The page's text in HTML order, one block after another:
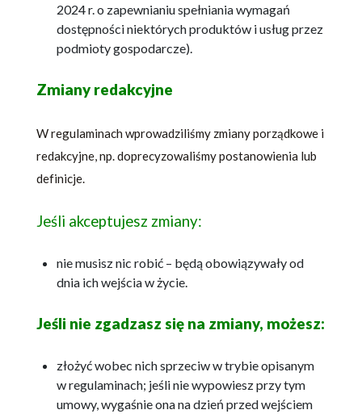
2024 r. o zapewnianiu spełniania wymagań
dostępności niektórych produktów i usług przez
podmioty gospodarcze).
Zmiany redakcyjne
W regulaminach wprowadziliśmy zmiany porządkowe i
redakcyjne, np. doprecyzowaliśmy postanowienia lub
definicje.
Jeśli akceptujesz zmiany:
nie musisz nic robić – będą obowiązywały od
dnia ich wejścia w życie.
Jeśli nie zgadzasz się na zmiany, możesz:
złożyć wobec nich sprzeciw w trybie opisanym
w regulaminach; jeśli nie wypowiesz przy tym
umowy, wygaśnie ona na dzień przed wejściem